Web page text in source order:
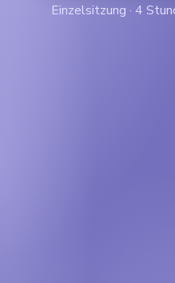
Einzelsitzung · 4